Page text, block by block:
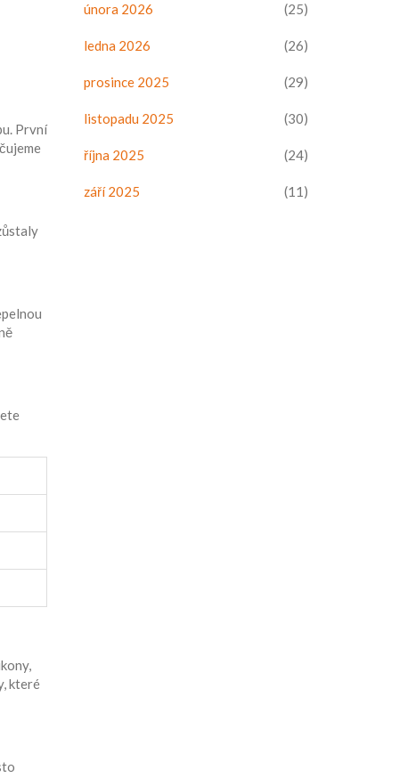
První
které
února 2026 (25)
ledna 2026 (26)
prosince 2025 (29)
listopadu 2025 (30)
října 2025 (24)
září 2025 (11)